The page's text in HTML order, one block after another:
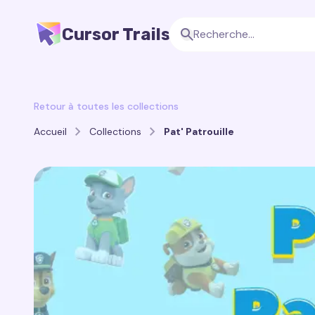
Cursor Trails
Retour à toutes les collections
Accueil
Collections Pat' Patrouille